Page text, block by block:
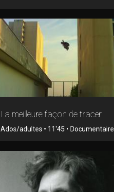
La meilleure façon de tracer
Ados/adultes • 11'45 • Documentaire